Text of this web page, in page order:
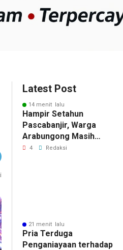
Latest Post
14 menit lalu
Hampir Setahun
Pascabanjir, Warga
Arabungong Masih
Menunggu Bantuan
4 Redaksi
21 menit lalu
Pria Terduga
Penganiayaan terhadap